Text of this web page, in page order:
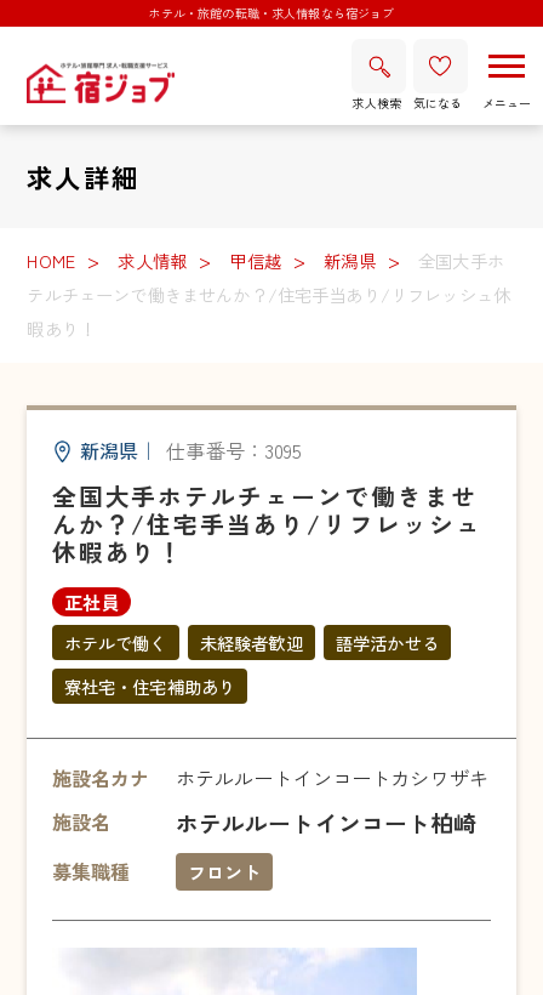
ホテル・旅館の転職・求人情報なら宿ジョブ
求人検索 気になる
求人詳細
HOME 求人情報 甲信越 新潟県
全国大手ホ
テルチェーンで働きませんか？/住宅手当あり/リフレッシュ休
暇あり！
新潟県 ｜ 仕事番号：3095
全国大手ホテルチェーンで働きませ
んか？/住宅手当あり/リフレッシュ
休暇あり！
正社員
ホテルで働く 未経験者歓迎
語学活かせる
寮社宅・住宅補助あり
施設名カナ
ホテルルートインコートカシワザキ
施設名
ホテルルートインコート柏崎
募集職種 フロント